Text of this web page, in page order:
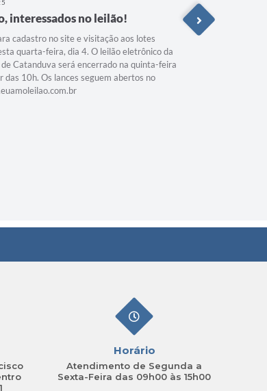
interessados no leilão!
cadastro no site e visitação aos lotes
quarta-feira, dia 4. O leilão eletrônico da
Catanduva será encerrado na quinta-feira
das 10h. Os lances seguem abertos no
Horário
Atendimento de Segunda a
Sexta-Feira das 09h00 às 15h00